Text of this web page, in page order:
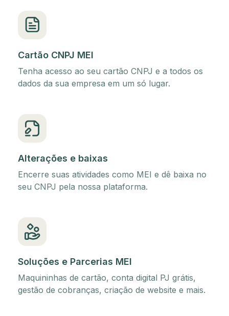
Cartão CNPJ MEI
Tenha acesso ao seu cartão CNPJ e a todos os
dados da sua empresa em um só lugar.
Alterações e baixas
Encerre suas atividades como MEI e dê baixa no
seu CNPJ pela nossa plataforma.
Soluções e Parcerias MEI
Maquininhas de cartão, conta digital PJ grátis,
gestão de cobranças, criação de website e mais.